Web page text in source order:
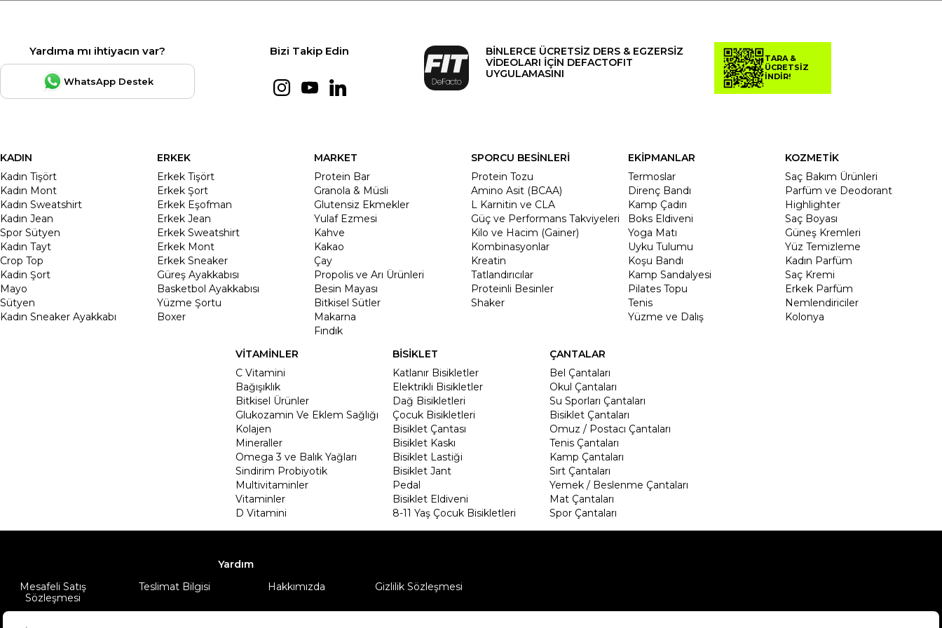
Yardıma mı ihtiyacın var?
WhatsApp Destek
Bizi Takip Edin
BİNLERCE ÜCRETSİZ DERS & EGZERSİZ
VİDEOLARI İÇİN DEFACTOFIT
UYGULAMASINI
TARA &
ÜCRETSİZ
İNDİR!
KADIN
Kadın Tişört
Kadın Mont
Kadın Sweatshirt
Kadın Jean
Spor Sütyen
Kadın Tayt
Crop Top
Kadin Şort
Mayo
Sütyen
Kadın Sneaker Ayakkabı
ERKEK
Erkek Tişört
Erkek Şort
Erkek Eşofman
Erkek Jean
Erkek Sweatshirt
Erkek Mont
Erkek Sneaker
Güreş Ayakkabısı
Basketbol Ayakkabısı
Yüzme Şortu
Boxer
MARKET
Protein Bar
Granola & Müsli
Glutensiz Ekmekler
Yulaf Ezmesi
Kahve
Kakao
Çay
Propolis ve Arı Ürünleri
Besin Mayası
Bitkisel Sütler
Makarna
Fındık
SPORCU BESİNLERİ
Protein Tozu
Amino Asit (BCAA)
L Karnitin ve CLA
Güç ve Performans Takviyeleri
Kilo ve Hacim (Gainer)
Kombinasyonlar
Kreatin
Tatlandırıcılar
Proteinli Besinler
Shaker
EKİPMANLAR
Termoslar
Direnç Bandı
Kamp Çadırı
Boks Eldiveni
Yoga Matı
Uyku Tulumu
Koşu Bandı
Kamp Sandalyesi
Pilates Topu
Tenis
Yüzme ve Dalış
KOZMETİK
Saç Bakım Ürünleri
Parfüm ve Deodorant
Highlighter
Saç Boyası
Güneş Kremleri
Yüz Temizleme
Kadın Parfüm
Saç Kremi
Erkek Parfüm
Nemlendiriciler
Kolonya
VİTAMİNLER
C Vitamini
Bağışıklık
Bitkisel Ürünler
Glukozamin Ve Eklem Sağlığı
Kolajen
Mineraller
Omega 3 ve Balık Yağları
Sindirim Probiyotik
Multivitaminler
Vitaminler
D Vitamini
BİSİKLET
Katlanır Bisikletler
Elektrikli Bisikletler
Dağ Bisikletleri
Çocuk Bisikletleri
Bisiklet Çantası
Bisiklet Kaskı
Bisiklet Lastiği
Bisiklet Jant
Pedal
Bisiklet Eldiveni
8-11 Yaş Çocuk Bisikletleri
ÇANTALAR
Bel Çantaları
Okul Çantaları
Su Sporları Çantaları
Bisiklet Çantaları
Omuz / Postacı Çantaları
Tenis Çantaları
Kamp Çantaları
Sırt Çantaları
Yemek / Beslenme Çantaları
Mat Çantaları
Spor Çantaları
Yardım
Mesafeli Satış
Sözleşmesi
Teslimat Bilgisi Hakkımızda Gizlilik Sözleşmesi